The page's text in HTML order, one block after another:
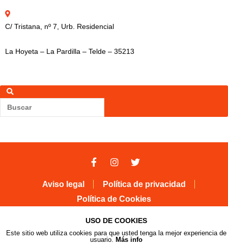
C/ Tristana, nº 7, Urb. Residencial
La Hoyeta – La Pardilla – Telde – 35213
Buscar
© Emerprocan 2020
Aviso legal
Política de privacidad
Política de Cookies
USO DE COOKIES
Este sitio web utiliza cookies para que usted tenga la mejor experiencia de
usuario. Más info